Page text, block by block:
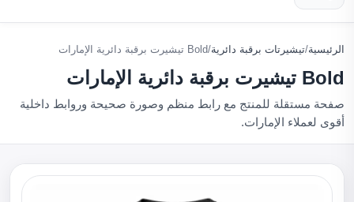
الرئيسية/تيشيرتات برقبة دائرية/Bold تيشيرت برقبة دائرية الإمارات
Bold تيشيرت برقبة دائرية الإمارات
صفحة مستقلة للمنتج مع رابط منظم وصورة صحيحة وروابط داخلية
أقوى لعملاء الإمارات.